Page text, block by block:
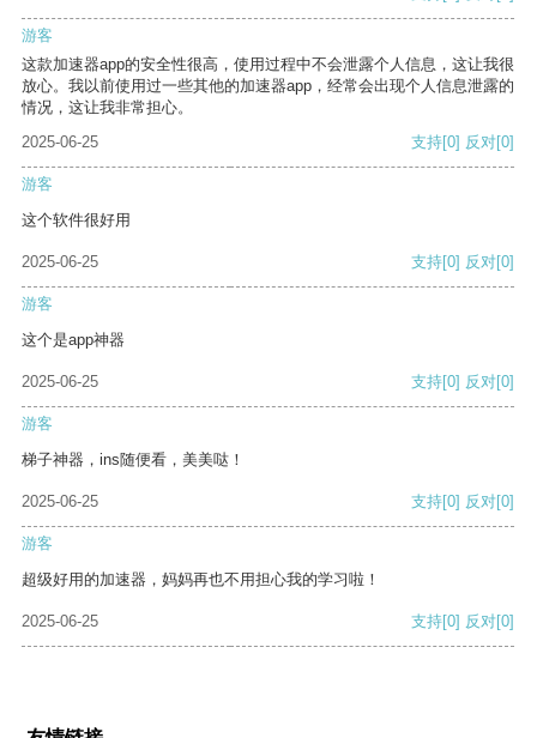
游客
这款加速器app的安全性很高，使用过程中不会泄露个人信息，这让我很
放心。我以前使用过一些其他的加速器app，经常会出现个人信息泄露的
情况，这让我非常担心。
2025-06-25
支持[0] 反对[0]
游客
这个软件很好用
2025-06-25 支持[0] 反对[0]
游客
这个是app神器
2025-06-25 支持[0] 反对[0]
游客
梯子神器，ins随便看，美美哒！
2025-06-25 支持[0] 反对[0]
游客
超级好用的加速器，妈妈再也不用担心我的学习啦！
2025-06-25 支持[0] 反对[0]